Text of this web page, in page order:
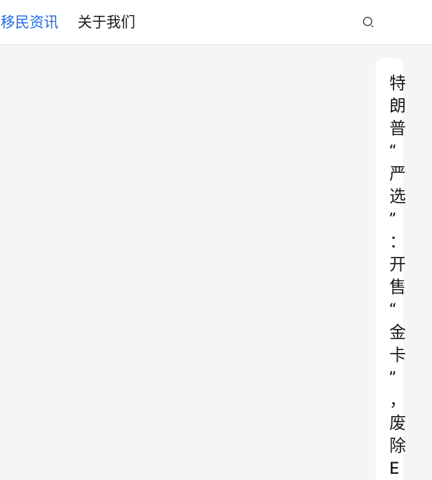
移民资讯 关于我们
特
朗
普
“
严
选
”
：
开
售
“
金
卡
”
，
废
除
E